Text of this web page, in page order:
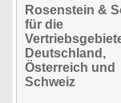
Rosenstein &
für die
Deutschland,
Österreich und
Schweiz